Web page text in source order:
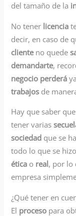
del tamaño de la
No tener licencia
decir, en caso de
clienteno quede
demandarte,
negocio perderá
trabajos de
Hay que saber
tener varias
sociedad que se
todo lo que se
ética o real, por lo
empresa
¿Qué tener en
El proceso para